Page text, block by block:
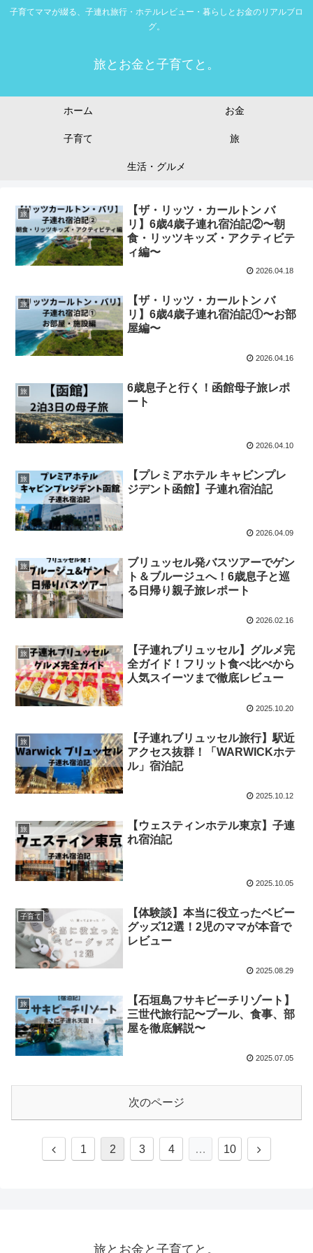
子育てママが綴る、子連れ旅行・ホテルレビュー・暮らしとお金のリアルブロ
グ。
旅とお金と子育てと。
ホーム お金
子育て 旅
生活・グルメ
旅
【ザ・リッツ・カールトン バ
リ】6歳4歳子連れ宿泊記②〜朝
食・リッツキッズ・アクティビテ
ィ編〜
2026.04.18
旅
【ザ・リッツ・カールトン バ
リ】6歳4歳子連れ宿泊記①〜お部
屋編〜
2026.04.16
旅
6歳息子と行く！函館母子旅レポ
ート
2026.04.10
旅
【プレミアホテル キャビンプレ
ジデント函館】子連れ宿泊記
2026.04.09
旅
ブリュッセル発バスツアーでゲン
ト＆ブルージュへ！6歳息子と巡
る日帰り親子旅レポート
2026.02.16
旅
【子連れブリュッセル】グルメ完
全ガイド！フリット食べ比べから
人気スイーツまで徹底レビュー
2025.10.20
旅
【子連れブリュッセル旅行】駅近
アクセス抜群！「WARWICKホテ
ル」宿泊記
2025.10.12
旅
【ウェスティンホテル東京】子連
れ宿泊記
2025.10.05
子育て
【体験談】本当に役立ったベビー
グッズ12選！2児のママが本音で
レビュー
2025.08.29
旅
【石垣島フサキビーチリゾート】
三世代旅行記〜プール、食事、部
屋を徹底解説〜
2025.07.05
次のページ
1 2 3 4 … 10
旅とお金と子育てと。